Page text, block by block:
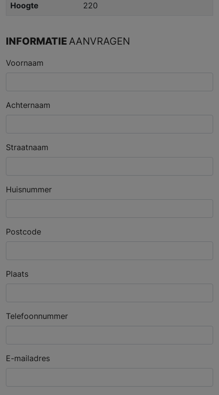
Hoogte 220
INFORMATIEAANVRAGEN
Voornaam
Achternaam
Straatnaam
Huisnummer
Postcode
Plaats
Telefoonnummer
E-mailadres